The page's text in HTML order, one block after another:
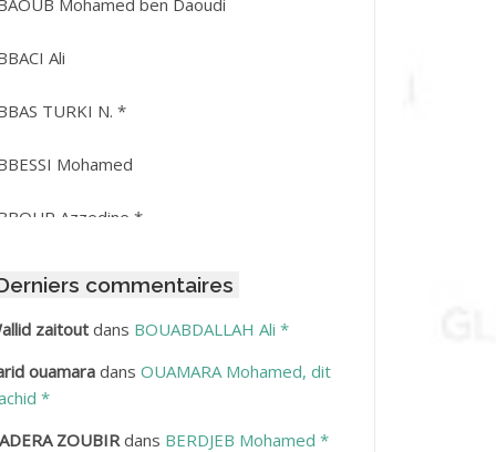
Ali
TURKI N. *
Mohamed
Azzedine *
Amar
Hamid
Mohamed
Lakhdar
commentaires
zaitoutdans BOUABDALLAH Ali *
ouamaradans OUAMARA Mohamed, dit
*
ZOUBIRdans BERDJEB Mohamed *